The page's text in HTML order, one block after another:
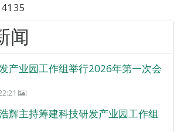
闻
产业园工作组举行2026年第一次会
辉主持筹建科技研发产业园工作组